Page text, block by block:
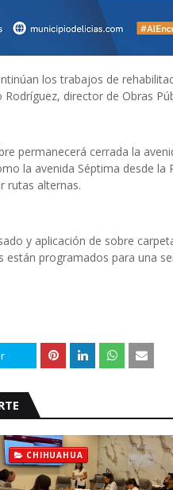
los trabajos de
director de Obras
permanecerá cerrada la
la avenida Séptima desde la
rutas alternas.
y aplicación de sobre
programados para una
CHIHUAHUA